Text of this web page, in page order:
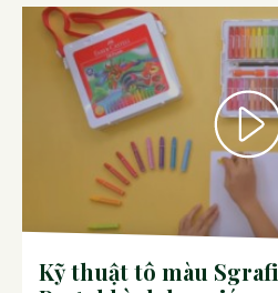
Kỹ thuật tô màu